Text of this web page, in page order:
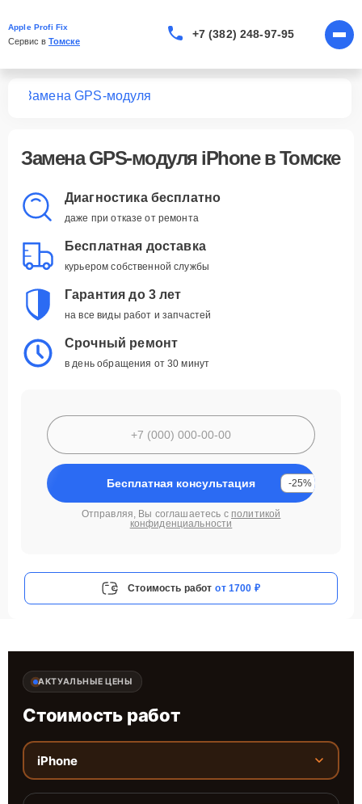
Apple Profi Fix
Сервис в Томске
+7 (382) 248-97-95
Замена GPS-модуля
Замена GPS-модуля iPhone в Томске
Диагностика бесплатно
даже при отказе от ремонта
Бесплатная доставка
курьером собственной службы
Гарантия до 3 лет
на все виды работ и запчастей
Срочный ремонт
в день обращения от 30 минут
Бесплатная консультация -25%
Отправляя, Вы соглашаетесь с политикой
конфиденциальности
Стоимость работ от 1700 ₽
АКТУАЛЬНЫЕ ЦЕНЫ
Стоимость работ
iPhone